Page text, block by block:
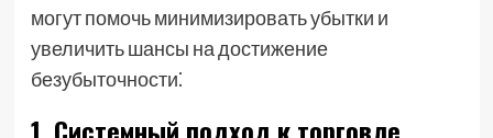
могут помочь минимизировать убытки и
увеличить шансы на достижение
безубыточности⁚